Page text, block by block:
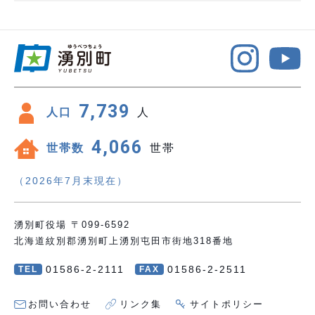
人口 7,739 人
世帯数 4,066 世帯
（2026年7月末現在）
湧別町役場 〒099-6592
北海道紋別郡湧別町上湧別屯田市街地318番地
TEL 01586-2-2111 FAX 01586-2-2511
お問い合わせ リンク集 サイトポリシー